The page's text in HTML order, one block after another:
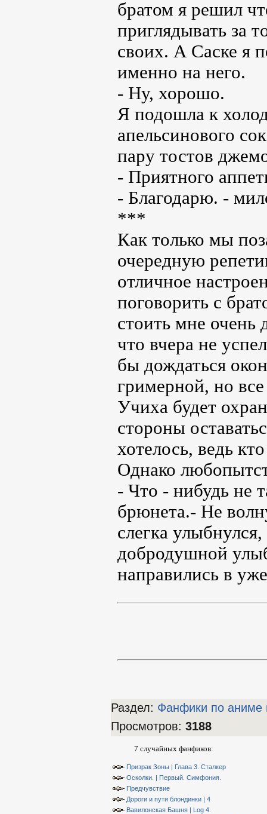
братом я решил
приглядывать за
своих. А Саске я
именно на него.
- Ну, хорошо.
Я подошла к
апельсинового
пару тостов
- Приятного
- Благодарю. -
***
Как только мы
очередную
отличное
поговорить с
стоить мне очень
что вчера не
бы дождаться
гримерной, но
Учиха будет
стороны
хотелось, ведь
Однако
- Что - нибудь не
брюнета.- Не
слегка
добродушной
направились в
Раздел: Фанфики по аниме
Просмотров: 3188
7 случайных фанфиков:
Призрак Зоны | Глава 3. Сталкер
Осколки. | Первый. Симфония.
Предчувствие
Дороги и пути блондинки | 4
Вавилонская Башня | Log 4.